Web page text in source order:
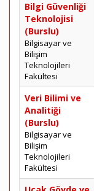
Bilgi Güvenliği
Teknolojisi
(Burslu)
Bilgisayar ve
Bilişim
Teknolojileri
Fakültesi
Veri Bilimi ve
Analitiği
(Burslu)
Bilgisayar ve
Bilişim
Teknolojileri
Fakültesi